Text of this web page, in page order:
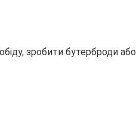
зробити бутерброди